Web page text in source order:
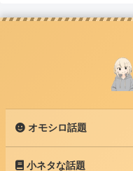
オモシロ話題
小ネタな話題